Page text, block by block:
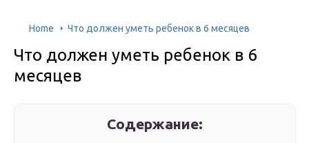
Home Что должен уметь ребенок в 6 месяцев
Что должен уметь ребенок в 6
месяцев
Содержание: